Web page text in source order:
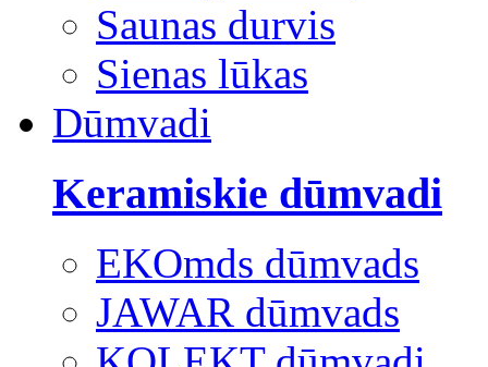
Saunas durvis
Sienas lūkas
Dūmvadi
Keramiskie dūmvadi
EKOmds dūmvads
JAWAR dūmvads